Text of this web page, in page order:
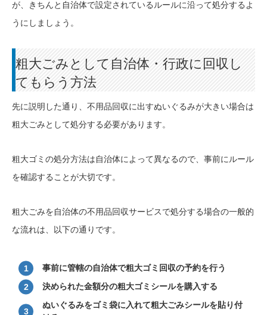
が、きちんと自治体で設定されているルールに沿って処分するよ
うにしましょう。
粗大ごみとして自治体・行政に回収し
てもらう方法
先に説明した通り、不用品回収に出すぬいぐるみが大きい場合は
粗大ごみとして処分する必要があります。
粗大ゴミの処分方法は自治体によって異なるので、事前にルール
を確認することが大切です。
粗大ごみを自治体の不用品回収サービスで処分する場合の一般的
な流れは、以下の通りです。
事前に管轄の自治体で粗大ゴミ回収の予約を行う
決められた金額分の粗大ゴミシールを購入する
ぬいぐるみをゴミ袋に入れて粗大ごみシールを貼り付